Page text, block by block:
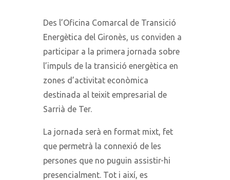
Des l’Oficina Comarcal de Transició
Energètica del Gironès, us conviden a
participar a la primera jornada sobre
l’impuls de la transició energètica en
zones d’activitat econòmica
destinada al teixit empresarial de
Sarrià de Ter.
La jornada serà en format mixt, fet
que permetrà la connexió de les
persones que no puguin assistir-hi
presencialment. Tot i així, es